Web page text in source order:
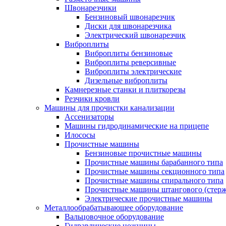
Швонарезчики
Бензиновый швонарезчик
Диски для швонарезчика
Электрический швонарезчик
Виброплиты
Виброплиты бензиновые
Виброплиты реверсивные
Виброплиты электрические
Дизельные виброплиты
Камнерезные станки и плиткорезы
Резчики кровли
Машины для прочистки канализации
Ассенизаторы
Машины гидродинамические на прицепе
Илососы
Прочистные машины
Бензиновые прочистные машины
Прочистные машины барабанного типа
Прочистные машины секционного типа
Прочистные машины спирального типа
Прочистные машины штангового
Электрические прочистные машины
Металлообрабатывающее оборудование
Вальцовочное оборудование